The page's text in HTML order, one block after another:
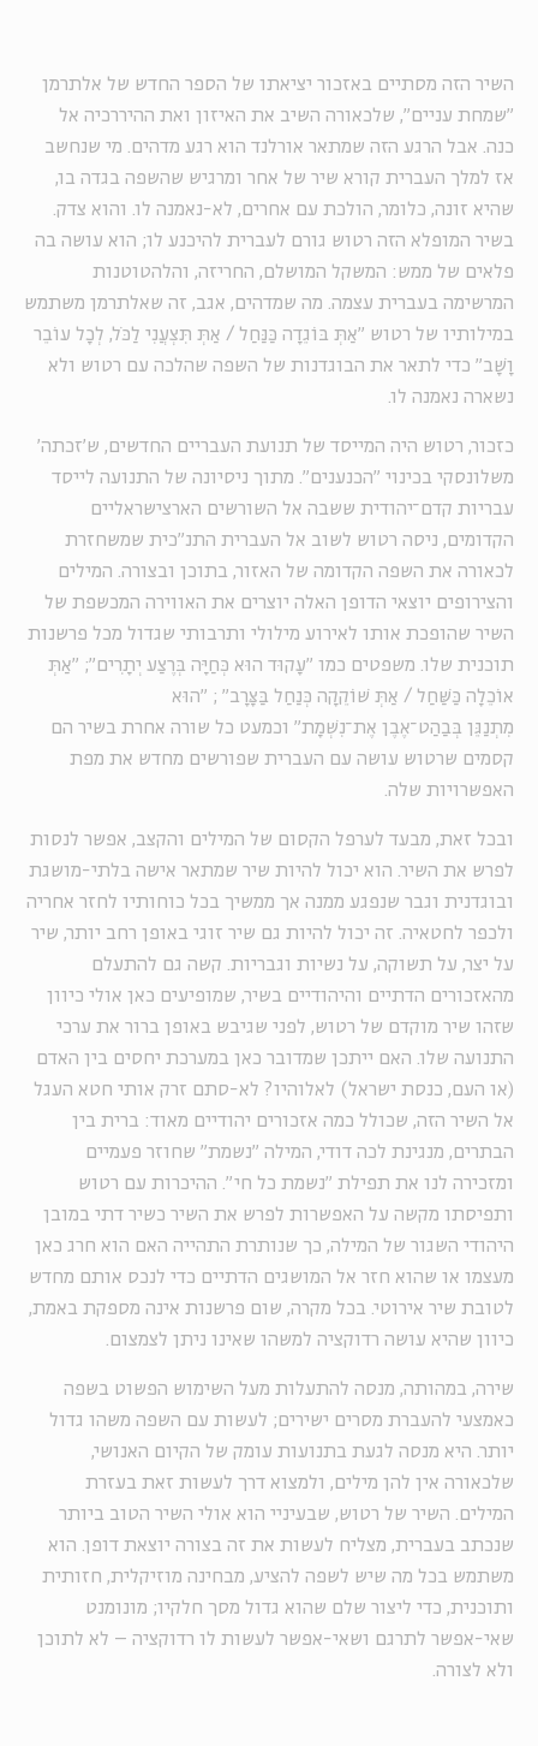
השיר הזה מסתיים באזכור יציאתו של הספר החדש של אלתרמן
"שמחת עניים", שלכאורה השיב את האיזון ואת ההיררכיה אל
כנה. אבל הרגע הזה שמתאר אורלנד הוא רגע מדהים. מי שנחשב
אז למלך העברית קורא שיר של אחר ומרגיש שהשפה בגדה בו,
שהיא זונה, כלומר, הולכת עם אחרים, לא-נאמנה לו. והוא צדק.
בשיר המופלא הזה רטוש גורם לעברית להיכנע לו; הוא עושה בה
פלאים של ממש: המשקל המושלם, החריזה, והלהטוטנות
המרשימה בעברית עצמה. מה שמדהים, אגב, זה שאלתרמן משתמש
במילותיו של רטוש "אַתְּ בּוֹגֵדָה כַּנַּחַל / אַתְּ תִּצְעֲנִי לַכֹּל, לְכָל עוֹבֵר
וָשָׁב" כדי לתאר את הבוגדנות של השפה שהלכה עם רטוש ולא
נשארה נאמנה לו.
כזכור, רטוש היה המייסד של תנועת העבריים החדשים, ש'זכתה'
משלונסקי בכינוי "הכנענים". מתוך ניסיונה של התנועה לייסד
עבריות קדם־יהודית ששבה אל השורשים הארצישראליים
הקדומים, ניסה רטוש לשוב אל העברית התנ"כית שמשחזרת
לכאורה את השפה הקדומה של האזור, בתוכן ובצורה. המילים
והצירופים יוצאי הדופן האלה יוצרים את האווירה המכשפת של
השיר שהופכת אותו לאירוע מילולי ותרבותי שגדול מכל פרשנות
תוכנית שלו. משפטים כמו "עָקוּד הוּא כְּחַיָּה בְּרֶצַע יְתָרִים"; "אַתְּ
אוֹכֵלָה כַּשַּׁחַל / אַתְּ שׁוֹקֵקָה כְּנַחַל בַּצָּרָב" ; "הוּא
מִתְנַגֵּן בְּבַהַט־אֶבֶן אֶת־נִשְׁמָת" וכמעט כל שורה אחרת בשיר הם
קסמים שרטוש עושה עם העברית שפורשים מחדש את מפת
האפשרויות שלה.
ובכל זאת, מבעד לערפל הקסום של המילים והקצב, אפשר לנסות
לפרש את השיר. הוא יכול להיות שיר שמתאר אישה בלתי-מושגת
ובוגדנית וגבר שנפגע ממנה אך ממשיך בכל כוחותיו לחזר אחריה
ולכפר לחטאיה. זה יכול להיות גם שיר זוגי באופן רחב יותר, שיר
על יצר, על תשוקה, על נשיות וגבריות. קשה גם להתעלם
מהאזכורים הדתיים והיהודיים בשיר, שמופיעים כאן אולי כיוון
שזהו שיר מוקדם של רטוש, לפני שגיבש באופן ברור את ערכי
התנועה שלו. האם ייתכן שמדובר כאן במערכת יחסים בין האדם
(או העם, כנסת ישראל) לאלוהיו? לא-סתם זרק אותי חטא העגל
אל השיר הזה, שכולל כמה אזכורים יהודיים מאוד: ברית בין
הבתרים, מנגינת לכה דודי, המילה "נשמת" שחוזר פעמיים
ומזכירה לנו את תפילת "נשמת כל חי". ההיכרות עם רטוש
ותפיסתו מקשה על האפשרות לפרש את השיר כשיר דתי במובן
היהודי השגור של המילה, כך שנותרת התהייה האם הוא חרג כאן
מעצמו או שהוא חזר אל המושגים הדתיים כדי לנכס אותם מחדש
לטובת שיר אירוטי. בכל מקרה, שום פרשנות אינה מספקת באמת,
כיוון שהיא עושה רדוקציה למשהו שאינו ניתן לצמצום.
שירה, במהותה, מנסה להתעלות מעל השימוש הפשוט בשפה
כאמצעי להעברת מסרים ישירים; לעשות עם השפה משהו גדול
יותר. היא מנסה לגעת בתנועות עומק של הקיום האנושי,
שלכאורה אין להן מילים, ולמצוא דרך לעשות זאת בעזרת
המילים. השיר של רטוש, שבעיניי הוא אולי השיר הטוב ביותר
שנכתב בעברית, מצליח לעשות את זה בצורה יוצאת דופן. הוא
משתמש בכל מה שיש לשפה להציע, מבחינה מוזיקלית, חזותית
ותוכנית, כדי ליצור שלם שהוא גדול מסך חלקיו; מונומנט
שאי-אפשר לתרגם ושאי-אפשר לעשות לו רדוקציה – לא לתוכן
ולא לצורה.